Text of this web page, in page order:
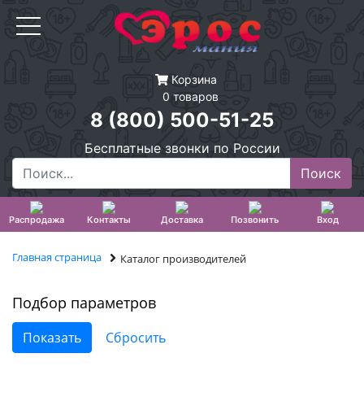
Корзина
0 товаров
8 (800) 500-51-25
Бесплатные звонки по России
Распродажа Контакты Доставка Позвонить Вход
Главная страница Каталог производителей
Подбор параметров